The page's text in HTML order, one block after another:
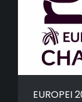
EUROPEI